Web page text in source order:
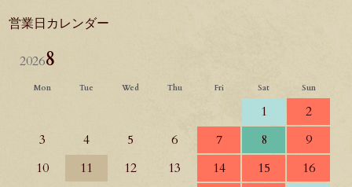
営業日カレンダー
20268
Mon Tue Wed Thu Fri Sat Sun
1
2
3
4 5 6 7 8
9
10
11 12 13 14 15
16